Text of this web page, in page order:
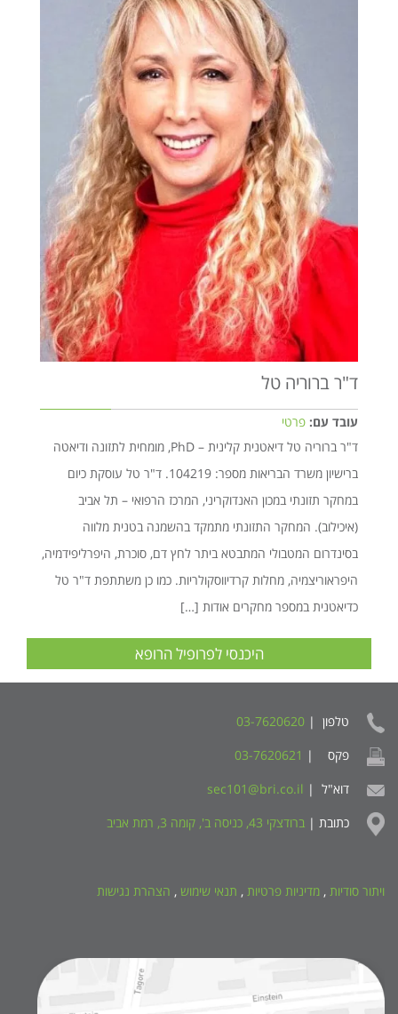
ד"ר ברוריה טל
עובד עם: פרטי
ד"ר ברוריה טל דיאטנית קלינית – PhD, מומחית לתזונה ודיאטה
ברישיון משרד הבריאות מספר: 104219. ד"ר טל עוסקת כיום
במחקר תזונתי במכון האנדוקריני, המרכז הרפואי – תל אביב
(איכילוב). המחקר התזונתי מתמקד בהשמנה בטנית מלווה
בסינדרום המטבולי המתבטא ביתר לחץ דם, סוכרת, היפרליפידמיה,
היפראוריצמיה, מחלות קרדיווסקולריות. כמו כן משתתפת ד"ר טל
כדיאטנית במספר מחקרים אודות […]
היכנסי לפרופיל הרופא
טלפון | 03-7620620
פקס | 03-7620621
דוא"ל | sec101@bri.co.il
כתובת | ברודצקי 43, כניסה ב', קומה 3, רמת אביב
ויתור סודיות , מדיניות פרטיות , תנאי שימוש , הצהרת נגישות